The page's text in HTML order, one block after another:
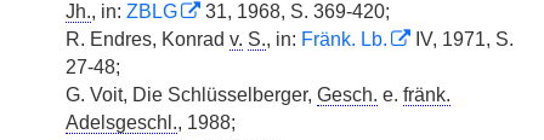
Jh., in: ZBLG
31, 1968, S. 369-420;
R. Endres, Konrad v. S., in: Fränk. Lb.
IV, 1971, S.
27-48;
G. Voit, Die Schlüsselberger, Gesch. e. fränk.
Adelsgeschl., 1988;